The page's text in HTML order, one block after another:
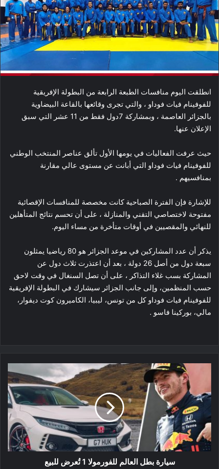
انطلقت اليوم منافسات الطبعة الرابعة من البطولة الإفريقية
للفوفينام فيات فوداو ، والتي تجرى وقائعها بالقاعة البيضاوية
بالجزائر العاصمة ، وبمشاركة 7دول فقط من 11 عشر التي سبق
الإعلان عنها.
حيث عرفت الفعاليات في يومها الأول تألق عناصر المنتخب الوطني
للفوفينام فيات فوداو التي أبانت عن مستوى عالي مقارنة
بمنافسيهم .
للإشارة فإن الفترة الصباحية كانت مخصصة للمنافسات الإقصائية
مفتوحة لاختصاصي التقني والمنازلة ، على أن تحسم نتائج المتأهلين
للنهائي والمقصيين في أوقات متأخرة من مساء اليوم.
يذكر أن عدد المشاركين في موعد الجزائر هو 80 رياضيا يمثلون
سبعة دول من أصل 26 دولة ، بعد أن اعتذرت ثلاث دول عن
المشاركة بسب غلاء التذاكر ، على أن تصل السنغال في وقت لاحق
حسب المنظمين، وإلى جانب الجزائر سيشارك في البطولة الإفريقية
للفوفينام فيات فوداو كل من تونس، ليبيا، الكاميرون كوت ديفوار،
مالي، بوركينا فاسو .
العالم
للفورمولا
تُعرض
للبيع
سيارة بطل العالم للفورمولا 1 تُعرض للبيع